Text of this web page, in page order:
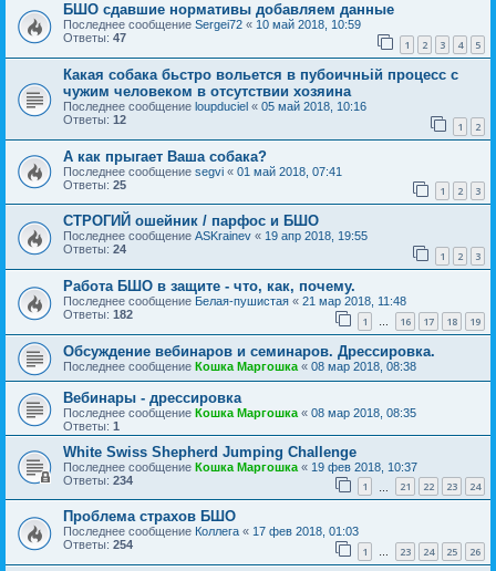
БШО сдавшие нормативы добавляем данные
Последнее сообщение Sergei72 « 10 май 2018, 10:59
Ответы: 47 1 2 3 4 5
Какая собака бьстро вольется в пубоичньій процесс с
чужим человеком в отсутствии хозяина
Последнее сообщение loupduciel « 05 май 2018, 10:16
Ответы: 12 1 2
А как прыгает Ваша собака?
Последнее сообщение segvi « 01 май 2018, 07:41
Ответы: 25 1 2 3
СТРОГИЙ ошейник / парфос и БШО
Последнее сообщение ASKrainev « 19 апр 2018, 19:55
Ответы: 24 1 2 3
Работа БШО в защите - что, как, почему.
Последнее сообщение Белая-пушистая « 21 мар 2018, 11:48
Ответы: 182 1 … 16 17 18 19
Обсуждение вебинаров и семинаров. Дрессировка.
Последнее сообщение Кошка Маргошка « 08 мар 2018, 08:38
Вебинары - дрессировка
Последнее сообщение Кошка Маргошка « 08 мар 2018, 08:35
Ответы: 1
White Swiss Shepherd Jumping Challenge
Последнее сообщение Кошка Маргошка « 19 фев 2018, 10:37
Ответы: 234 1 21 22 23 24
Проблема страхов БШО
Последнее сообщение Коллега « 17 фев 2018, 01:03
Ответы: 254 1 … 23 24 25 26